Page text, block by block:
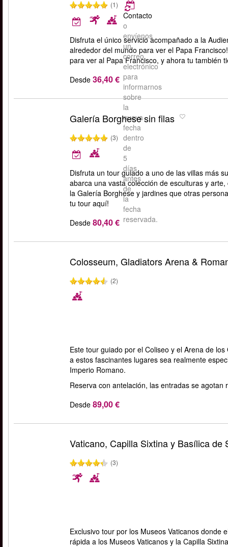
(1)
Contacto
o
envíenos
un
correo
electrónico
para
informarnos
sobre
la
nueva
fecha
dentro
de
5
días
antes
de
la
fecha
reservada.
Disfruta el único servicio acompañado a la
alrededor del mundo para ver el Papa
para ver al Papa Francisco, y ahora tu también
Desde 36,40 €
Galería Borghese sin filas
(3)
Disfruta un tour guiado a uno de las villas más
abarca una vasta colección de esculturas y
la Galería Borghese y jardines que otras
tu tour aquí!
Desde 80,40 €
Colosseum, Gladiators Arena &
(2)
Este tour guiado por el Coliseo y el Arena de
a estos fascinantes lugares sea realmente
Imperio Romano.
Reserva con antelación, las entradas se agotan
Desde 89,00 €
Vaticano, Capilla Sixtina y Basílica de
(3)
Exclusivo tour por los Museos Vaticanos donde
rápida a los Museos Vaticanos y la Capilla